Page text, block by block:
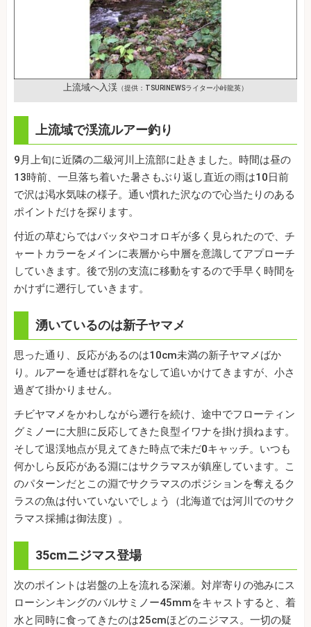
上流域へ入渓 （提供：TSURINEWSライター小峠龍英）
上流域で渓流ルアー釣り
9月上旬に近隣の二級河川上流部に赴きました。時間は昼の
13時前、一旦落ち着いた暑さもぶり返し直近の雨は10日前
で沢は渇水気味の様子。通い慣れた沢なので心当たりのある
ポイントだけを探ります。
付近の草むらではバッタやコオロギが多く見られたので、チ
ャートカラーをメインに表層から中層を意識してアプローチ
していきます。後で別の支流に移動をするので手早く時間を
かけずに遡行していきます。
湧いているのは新子ヤマメ
思った通り、反応があるのは10cm未満の新子ヤマメばか
り。ルアーを通せば群れをなして追いかけてきますが、小さ
過ぎて掛かりません。
チビヤマメをかわしながら遡行を続け、途中でフローティン
グミノーに大胆に反応してきた良型イワナを掛け損ねます。
そして退渓地点が見えてきた時点で未だ0キャッチ。いつも
何かしら反応がある淵にはサクラマスが鎮座しています。こ
のパターンだとこの淵でサクラマスのポジションを奪えるク
ラスの魚は付いていないでしょう（北海道では河川でのサク
ラマス採捕は御法度）。
35cmニジマス登場
次のポイントは岩盤の上を流れる深瀬。対岸寄りの弛みにス
ローシンキングのバルサミノー45mmをキャストすると、着
水と同時に食ってきたのは25cmほどのニジマス。一切の疑